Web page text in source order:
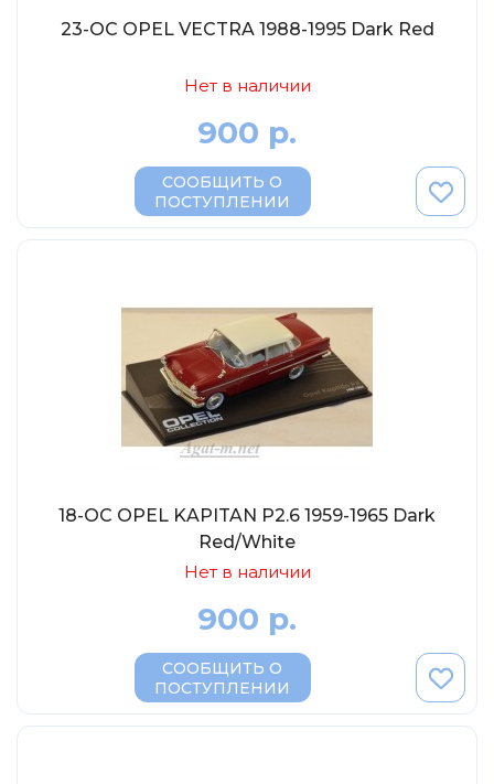
23-OC OPEL VECTRA 1988-1995 Dark Red
Нет в наличии
900 р.
СООБЩИТЬ О
ПОСТУПЛЕНИИ
18-OC OPEL KAPITAN P2.6 1959-1965 Dark
Red/White
Нет в наличии
900 р.
СООБЩИТЬ О
ПОСТУПЛЕНИИ